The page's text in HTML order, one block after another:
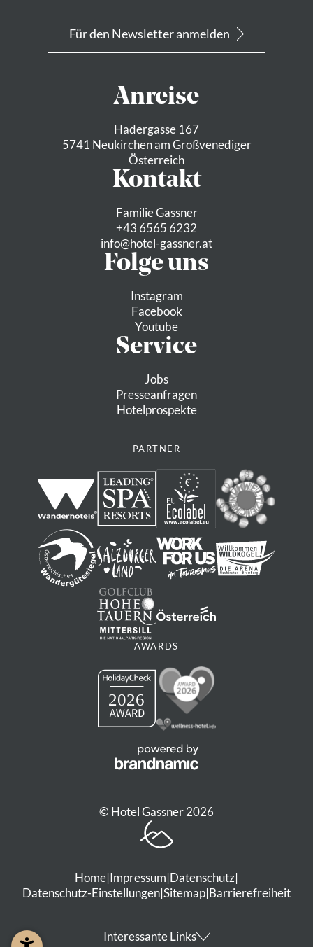
Für den Newsletter anmelden
Anreise
Hadergasse 167
5741 Neukirchen am Großvenediger
Österreich
Kontakt
Familie Gassner
+43 6565 6232
info@hotel-gassner.at
Folge uns
Instagram
Facebook
Youtube
Service
Jobs
Presseanfragen
Hotelprospekte
PARTNER
AWARDS
© Hotel Gassner 2026
Home|Impressum|Datenschutz|
Datenschutz-Einstellungen|Sitemap|Barrierefreiheit
Interessante Links